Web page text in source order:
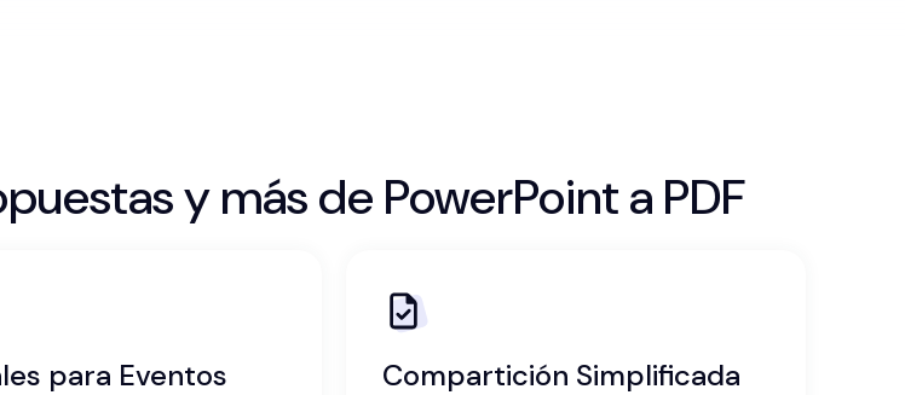
y más de PowerPoint a PDF
para Eventos Compartición Simplificada